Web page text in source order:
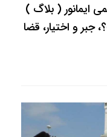
ایمانور ( بلاگ )
و اختیار، قضا